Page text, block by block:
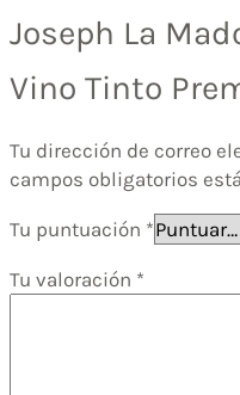
Joseph La
Vino Tinto
Tu dirección de correo
campos obligatorios
Tu puntuación *
Tu valoración *